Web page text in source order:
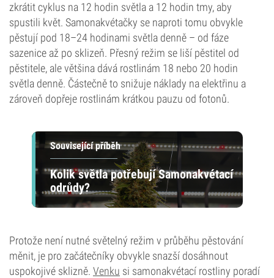
zkrátit cyklus na 12 hodin světla a 12 hodin tmy, aby
spustili květ. Samonakvétačky se naproti tomu obvykle
pěstují pod 18–24 hodinami světla denně – od fáze
sazenice až po sklizeň. Přesný režim se liší pěstitel od
pěstitele, ale většina dává rostlinám 18 nebo 20 hodin
světla denně. Částečně to snižuje náklady na elektřinu a
zároveň dopřeje rostlinám krátkou pauzu od fotonů.
Související příběh
Kolik světla potřebují Samonakvétací
odrůdy?
Protože není nutné světelný režim v průběhu pěstování
měnit, je pro začátečníky obvykle snazší dosáhnout
uspokojivé sklizně. Venku si samonakvétací rostliny poradí